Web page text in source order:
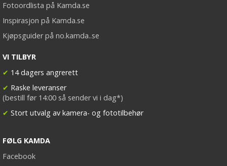
Fotoordlista på Kamda.se
Inspirasjon på Kamda.se
Kjøpsguider på no.kamda..se
VI TILBYR
✔ 14 dagers angrerett
✔ Raske leveranser
(bestill før 14:00 så sender vi i dag*)
✔ Stort utvalg av kamera- og fototilbehør
FØLG KAMDA
Facebook